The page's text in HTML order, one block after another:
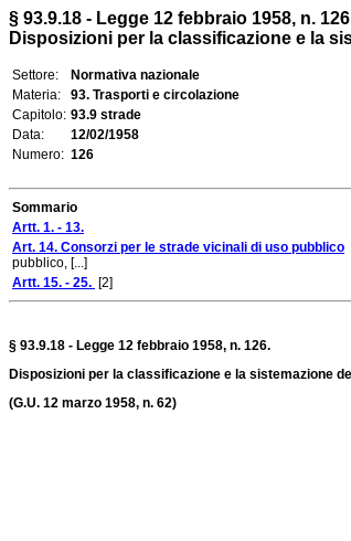
§ 93.9.18 - Legge 12 febbraio 1958, n.
Disposizioni per la classificazione e la
Settore:
Normativa nazionale
Materia:
93. Trasporti e circolazione
Capitolo: 93.9 strade
Data:
12/02/1958
Numero: 126
Sommario
Artt. 1. - 13.
Art. 14. Consorzi per le strade vicinali di uso pubblico
pubblico, [...]
Artt. 15. - 25. [2]
§ 93.9.18 - Legge 12 febbraio 1958, n. 126.
Disposizioni per la classificazione e la sistemazione
(G.U. 12 marzo 1958, n. 62)